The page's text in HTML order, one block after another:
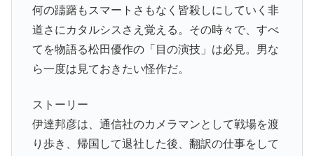
何の躊躇もスマートさもなく皆殺しにしていく非
道さにカタルシスさえ覚える。その時々で、すべ
てを物語る松田優作の「目の演技」は必見。男な
ら一度は見ておきたい怪作だ。
ストーリー
伊達邦彦は、通信社のカメラマンとして戦場を渡
り歩き、帰国して退社した後、翻訳の仕事をして